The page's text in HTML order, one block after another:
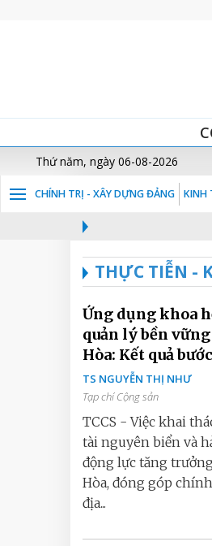
Thứ năm, ngày 06-08-2026
CHÍNH TRỊ - XÂY DỰNG ĐẢNG KINH
THỰC TIỄN -
Ứng dụng khoa
quản lý bền
Hòa: Kết quả
TS NGUYỄN THỊ NHƯ
Tạp chí Cộng sản
TCCS - Việc khai
tài nguyên biển và
động lực tăng
Hòa, đóng góp
địa...